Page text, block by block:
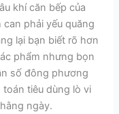
khí căn bếp của
can phải yếu quăng
lại bạn biết rõ hơn
phẩm nhưng bọn
số đông phương
tiêu dùng lò vi
ngày.